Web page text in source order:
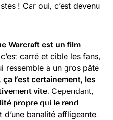
! Car oui, c’est devenu
Warcraft est un film
carré et cible les fans,
ressemble à un gros pâté
l’est certainement, les
vite. Cependant,
propre qui le rend
d’une banalité affligeante,